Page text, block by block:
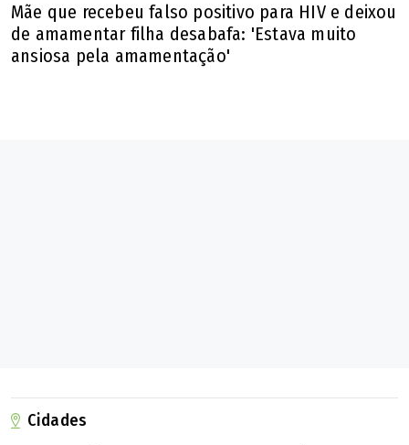
Mãe que recebeu falso positivo para HIV e deixou
de amamentar filha desabafa: 'Estava muito
ansiosa pela amamentação'
Cidades